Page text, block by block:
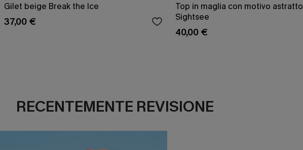
Gilet beige Break the Ice
37,00 €
Top in maglia con motivo astratto
Sightsee
40,00 €
RECENTEMENTE REVISIONE